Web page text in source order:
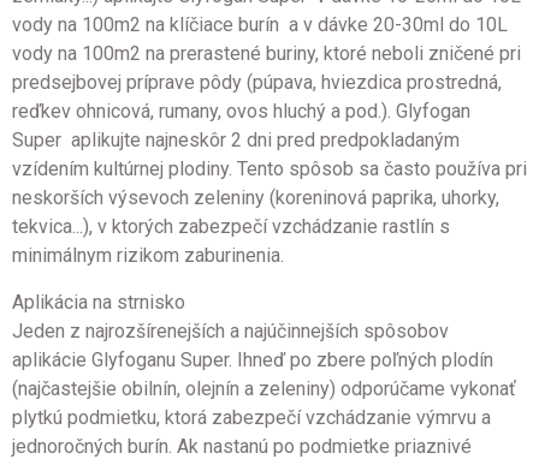
vody na 100m2 na klíčiace burín a v dávke 20-30ml do 10L
vody na 100m2 na prerastené buriny, ktoré neboli zničené pri
predsejbovej príprave pôdy (púpava, hviezdica prostredná,
reďkev ohnicová, rumany, ovos hluchý a pod.). Glyfogan
Super aplikujte najneskôr 2 dni pred predpokladaným
vzídením kultúrnej plodiny. Tento spôsob sa často používa pri
neskorších výsevoch zeleniny (koreninová paprika, uhorky,
tekvica...), v ktorých zabezpečí vzchádzanie rastlín s
minimálnym rizikom zaburinenia.
Aplikácia na strnisko
Jeden z najrozšírenejších a najúčinnejších spôsobov
aplikácie Glyfoganu Super. Ihneď po zbere poľných plodín
(najčastejšie obilnín, olejnín a zeleniny) odporúčame vykonať
plytkú podmietku, ktorá zabezpečí vzchádzanie výmrvu a
jednoročných burín. Ak nastanú po podmietke priaznivé